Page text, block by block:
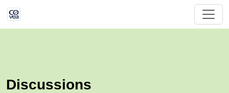
Discussions